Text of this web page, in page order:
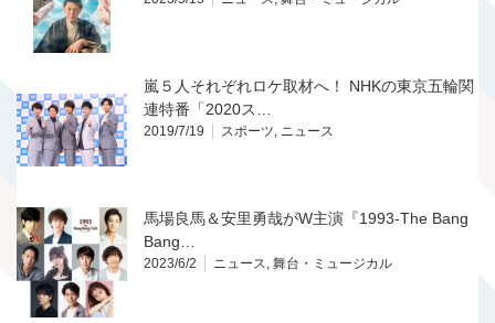
嵐５人それぞれロケ取材へ！ NHKの東京五輪関
連特番「2020ス…
2019/7/19 スポーツ, ニュース
馬場良馬＆安里勇哉がW主演『1993-The Bang
Bang…
2023/6/2 ニュース, 舞台・ミュージカル